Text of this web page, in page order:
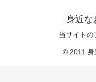
身近な
当サイトの
© 2011 身